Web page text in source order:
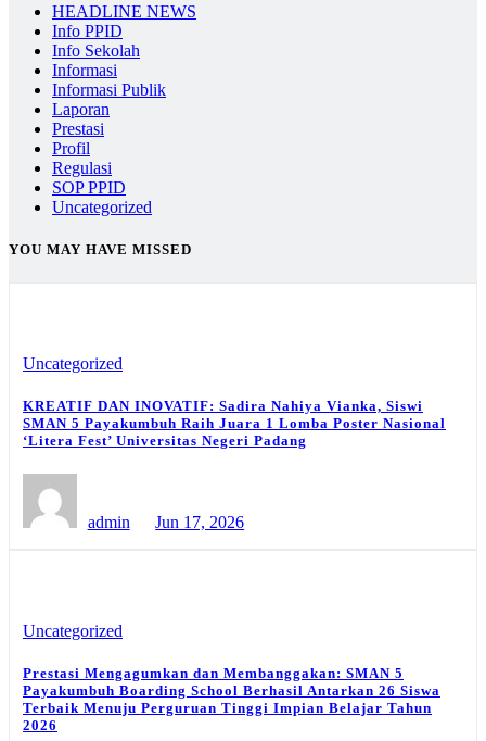
HEADLINE NEWS
Info PPID
Info Sekolah
Informasi
Informasi Publik
Laporan
Prestasi
Profil
Regulasi
SOP PPID
Uncategorized
YOU MAY HAVE MISSED
Uncategorized
KREATIF DAN INOVATIF: Sadira Nahiya Vianka, Siswi
SMAN 5 Payakumbuh Raih Juara 1 Lomba Poster Nasional
‘Litera Fest’ Universitas Negeri Padang
admin Jun 17, 2026
Uncategorized
Prestasi Mengagumkan dan Membanggakan: SMAN 5
Payakumbuh Boarding School Berhasil Antarkan 26 Siswa
Terbaik Menuju Perguruan Tinggi Impian Belajar Tahun
2026